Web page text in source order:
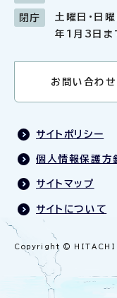
閉庁
土曜日・日
年1月3日ま
お問い合わせ
サイトポリシー
個人情報保護方
サイトマップ
サイトについて
Copyright ©